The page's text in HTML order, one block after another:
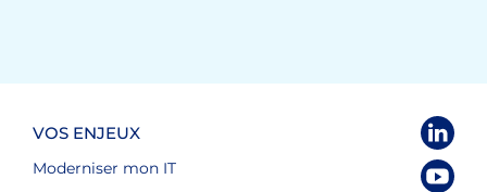
VOS ENJEUX
Moderniser mon IT